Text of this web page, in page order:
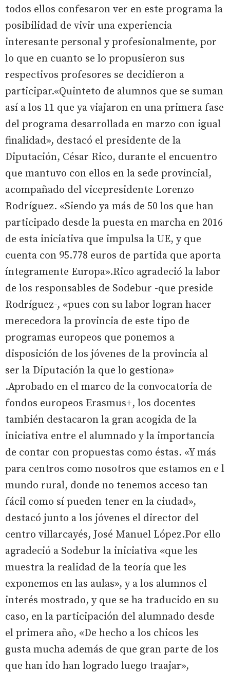
todos ellos confesaron ver en este programa la
posibilidad de vivir una experiencia
interesante personal y profesionalmente, por
lo que en cuanto se lo propusieron sus
respectivos profesores se decidieron a
participar.«Quinteto de alumnos que se suman
así a los 11 que ya viajaron en una primera fase
del programa desarrollada en marzo con igual
finalidad», destacó el presidente de la
Diputación, César Rico, durante el encuentro
que mantuvo con ellos en la sede provincial,
acompañado del vicepresidente Lorenzo
Rodríguez. «Siendo ya más de 50 los que han
participado desde la puesta en marcha en 2016
de esta iniciativa que impulsa la UE, y que
cuenta con 95.778 euros de partida que aporta
íntegramente Europa».Rico agradeció la labor
de los responsables de Sodebur -que preside
Rodríguez-, «pues con su labor logran hacer
merecedora la provincia de este tipo de
programas europeos que ponemos a
disposición de los jóvenes de la provincia al
ser la Diputación la que lo gestiona»
.Aprobado en el marco de la convocatoria de
fondos europeos Erasmus+, los docentes
también destacaron la gran acogida de la
iniciativa entre el alumnado y la importancia
de contar con propuestas como éstas. «Y más
para centros como nosotros que estamos en e l
mundo rural, donde no tenemos acceso tan
fácil como sí pueden tener en la ciudad»,
destacó junto a los jóvenes el director del
centro villarcayés, José Manuel López.Por ello
agradeció a Sodebur la iniciativa «que les
muestra la realidad de la teoría que les
exponemos en las aulas», y a los alumnos el
interés mostrado, y que se ha traducido en su
caso, en la participación del alumnado desde
el primera año, «De hecho a los chicos les
gusta mucha además de que gran parte de los
que han ido han logrado luego traajar»,